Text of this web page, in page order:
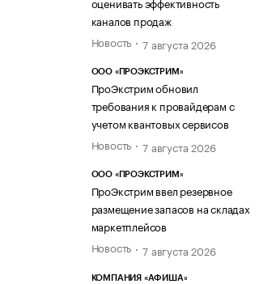
каналов продаж
Новость
7 августа 2026
ООО «ПРОЭКСТРИМ»
ПроЭкстрим обновил
требования к провайдерам с
учетом квантовых сервисов
Новость
7 августа 2026
ООО «ПРОЭКСТРИМ»
ПроЭкстрим ввел резервное
размещение запасов на складах
маркетплейсов
Новость
7 августа 2026
КОМПАНИЯ «АФИША»